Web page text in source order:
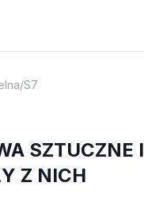
/S7
SZTUCZNE I
Z NICH